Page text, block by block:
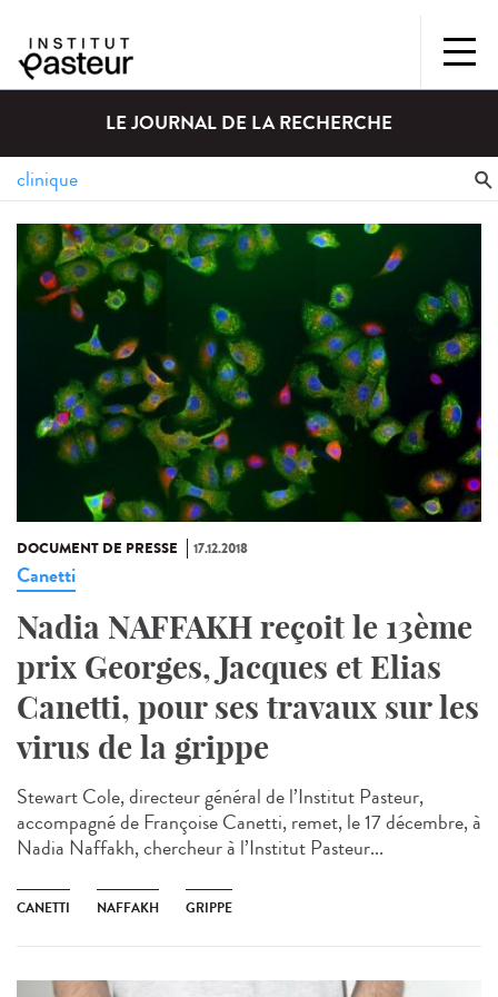
LE JOURNAL DE LA RECHERCHE
DOCUMENT DE PRESSE 17.12.2018
Canetti
Nadia NAFFAKH reçoit le 13ème
prix Georges, Jacques et Elias
Canetti, pour ses travaux sur les
virus de la grippe
Stewart Cole, directeur général de l’Institut Pasteur,
accompagné de Françoise Canetti, remet, le 17 décembre, à
Nadia Naffakh, chercheur à l’Institut Pasteur...
CANETTI NAFFAKH GRIPPE